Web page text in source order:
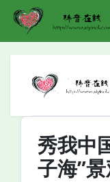
秀我中
子海”